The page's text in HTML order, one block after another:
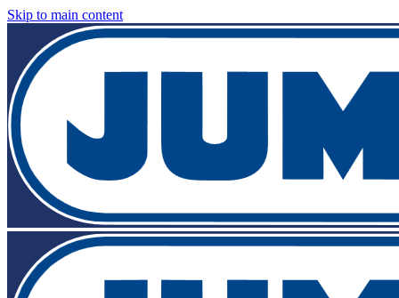
Skip to main content